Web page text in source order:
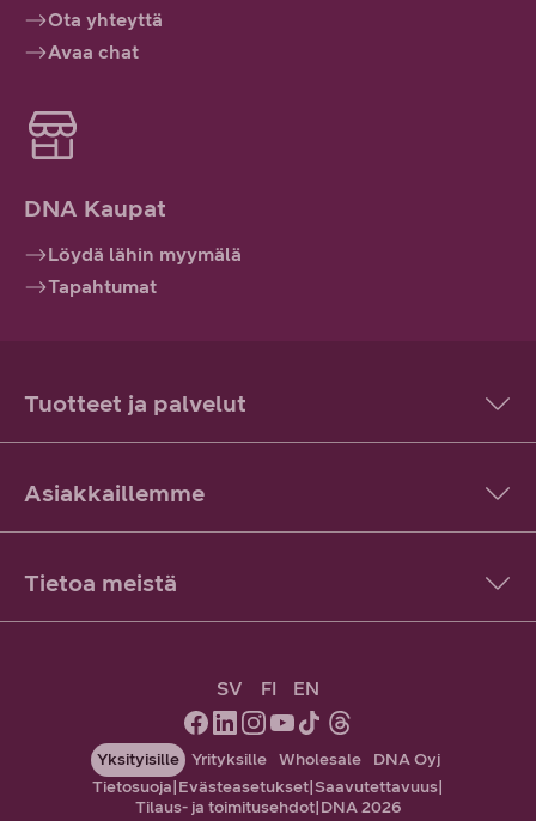
Ota yhteyttä
Avaa chat
DNA Kaupat
Löydä lähin myymälä
Tapahtumat
Tuotteet ja palvelut
Asiakkaillemme
Tietoa meistä
SV FI EN
Yksityisille Yrityksille Wholesale
DNA Oyj
Tietosuoja|Evästeasetukset|Saavutettavuus|
Tilaus- ja toimitusehdot|DNA 2026